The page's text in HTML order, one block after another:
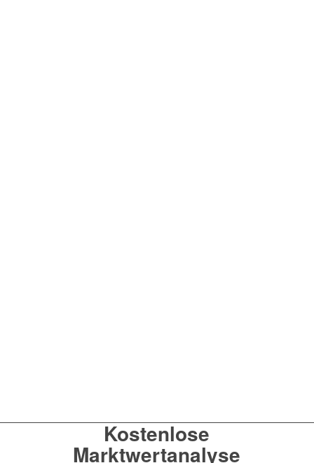
Kostenlose
Marktwertanalyse